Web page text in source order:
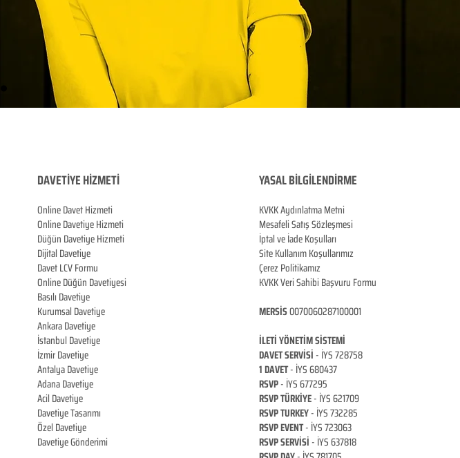
DAVETİYE HİZMETİ
Online Davet Hizmeti
Online Davetiye Hizmeti
Düğün Davetiye Hizmeti
Dijital Davetiye
Davet LCV Formu
Online Düğün Davetiyesi
Basılı Davetiye
Kurumsal Davetiye
Ankara Davetiye
İstanbul Davetiye
İzmir Davetiye
Antalya Davetiye
Adana Davetiye
Acil Davetiye
Davetiye Tasarımı
Özel Davetiye
Davetiye Gönderimi
YASAL BİLGİLENDİRME
KVKK Aydınlatma Metni
Mesafeli Satış Sözleşmesi
İptal ve İade Koşulları
Site Kullanım Koşullarımız
Çerez Politikamız
KVKK Veri Sahibi Başvuru Formu
MERSİS0070060287100001
İLETİ YÖNETİM SİSTEMİ
DAVET SERVİSİ- İYS 728758
1 DAVET- İYS 680437
RSVP- İYS 677295
RSVP TÜRKİYE- İYS 621709
RSVP TURKEY- İYS 732285
RSVP EVENT- İYS 723063
RSVP SERVİSİ- İYS 637818